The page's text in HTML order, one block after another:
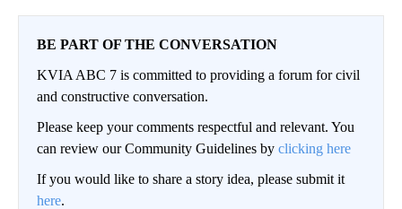
BE PART OF THE CONVERSATION
KVIA ABC 7 is committed to providing a forum for civil
and constructive conversation.
Please keep your comments respectful and relevant. You
can review our Community Guidelines by clicking here
If you would like to share a story idea, please submit it
here.